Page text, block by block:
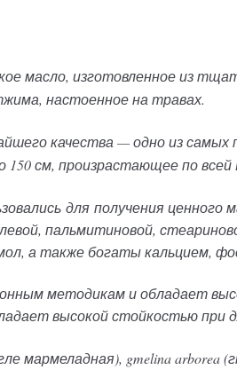
масло, изготовленное из
настоенное на травах.
качества — одно из самых
см, произрастающее по всей
для получения
пальмитиновой,
а также богаты кальцием,
методикам и обладает
высокой стойкостью при
мармеладная), gmelina arborea